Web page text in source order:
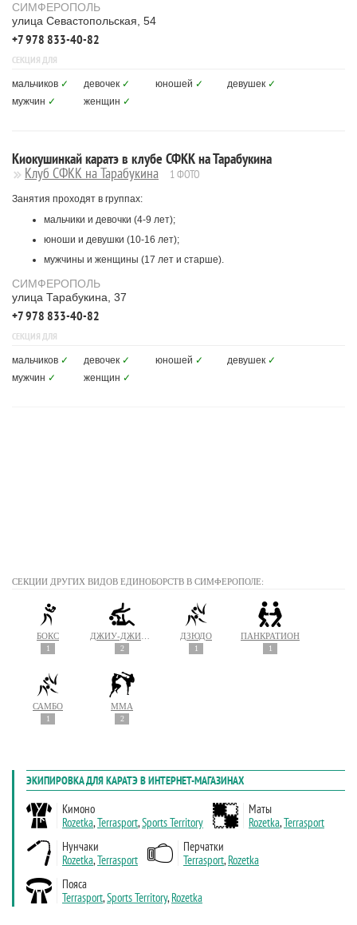
СИМФЕРОПОЛЬ
улица Севастопольская, 54
+7 978 833-40-82
СЕКЦИЯ ДЛЯ
мальчиков ✓ девочек ✓ юношей ✓ девушек ✓
мужчин ✓ женщин ✓
Киокушинкай каратэ в клубе СФКК на Тарабукина
Клуб СФКК на Тарабукина 1 ФОТО
Занятия проходят в группах:
мальчики и девочки (4-9 лет);
юноши и девушки (10-16 лет);
мужчины и женщины (17 лет и старше).
СИМФЕРОПОЛЬ
улица Тарабукина, 37
+7 978 833-40-82
СЕКЦИЯ ДЛЯ
мальчиков ✓ девочек ✓ юношей ✓ девушек ✓
мужчин ✓ женщин ✓
СЕКЦИИ ДРУГИХ ВИДОВ ЕДИНОБОРСТВ В СИМФЕРОПОЛЕ:
БОКС
1 2
ДЗЮДО
1
ПАНКРАТИОН
1
САМБО
1
MMA
2